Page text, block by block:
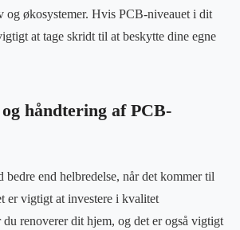
og økosystemer. Hvis PCB-niveauet i dit
at tage skridt til at beskytte dine egne
håndtering af PCB-
bedre end helbredelse, når det kommer til
er vigtigt at investere i kvalitet
du renoverer dit hjem, og det er også vigtigt